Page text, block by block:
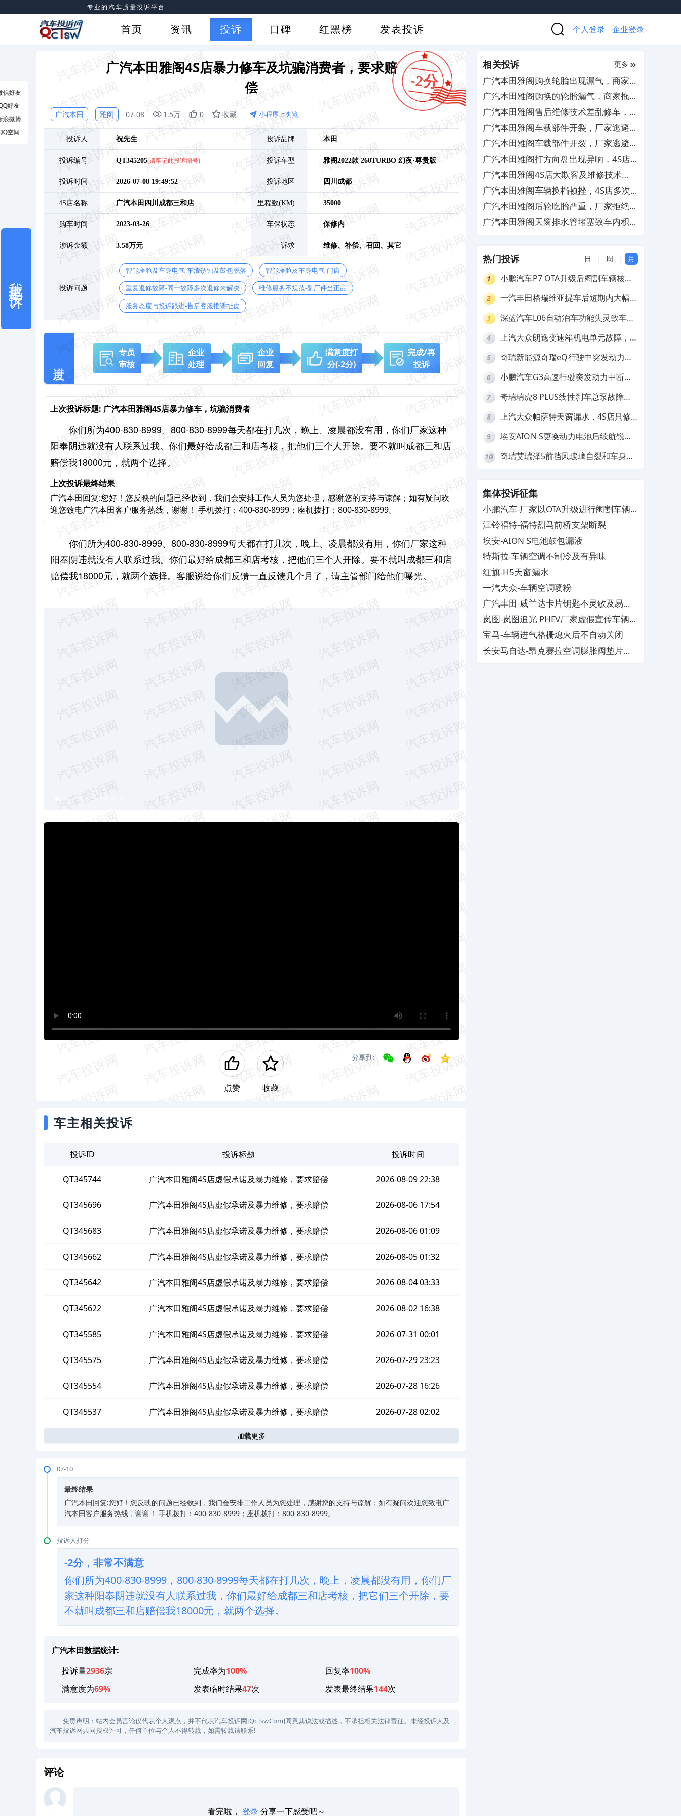
专业的汽车质量投诉平台
首页 资讯 投诉 口碑 红黑榜 发表投诉 个人登录 企业登录
-2分
广汽本田雅阁4S店暴力修车及坑骗消费者，要求赔
偿
广汽本田 雅阁 07-08 1.5万 0 收藏 小程序上浏览
投诉人 祝先生 投诉品牌 本田
投诉编号 QT345205(请牢记此投诉编号) 投诉车型 雅阁2022款 260TURBO 幻夜·尊贵版
投诉时间 2026-07-08 19:49:52 投诉地区 四川 成都
4S店名称 广汽本田四川成都三和店 里程数(KM) 35000
购车时间 2023-03-26 车保状态 保修内
涉诉金额 3.58万元 诉求 维修、补偿、 召回、 其它
投诉问题
智能座舱及车身电气-车漆锈蚀及鼓包脱落 智能座舱及车身电气-门窗
重复返修故障-同一故障多次返修未解决 维修服务不规范-副厂件当正品
服务态度与投诉跟进-售后客服推诿扯皮
专员
审核
企业
处理
企业
回复
满意度打
分(-2分)
完成/再
投诉
上次投诉标题: 广汽本田雅阁4S店暴力修车，坑骗消费者
你们所为400-830-8999、800-830-8999每天都在打几次，晚上、凌晨都没有用，你们厂家这种
阳奉阴违就没有人联系过我。你们最好给成都三和店考核，把他们三个人开除。要不就叫成都三和店
赔偿我18000元，就两个选择。
上次投诉最终结果
广汽本田回复:您好！您反映的问题已经收到，我们会安排工作人员为您处理，感谢您的支持与谅解；如有疑问欢
迎您致电广汽本田客户服务热线，谢谢！ 手机拨打：400-830-8999；座机拨打：800-830-8999。
你们所为400-830-8999、800-830-8999每天都在打几次，晚上、凌晨都没有用，你们厂家这种
阳奉阴违就没有人联系过我。你们最好给成都三和店考核，把他们三个人开除。要不就叫成都三和店
赔偿我18000元，就两个选择。客服说给你们反馈一直反馈几个月了，请主管部门给他们曝光。
点赞 收藏
分享到:
车主相关投诉
投诉ID 投诉标题 投诉时间
QT345744 广汽本田雅阁4S店虚假承诺及暴力维修，要求赔偿 2026-08-09 22:38
QT345696 广汽本田雅阁4S店虚假承诺及暴力维修，要求赔偿 2026-08-06 17:54
QT345683 广汽本田雅阁4S店虚假承诺及暴力维修，要求赔偿 2026-08-06 01:09
QT345662 广汽本田雅阁4S店虚假承诺及暴力维修，要求赔偿 2026-08-05 01:32
QT345642 广汽本田雅阁4S店虚假承诺及暴力维修，要求赔偿 2026-08-04 03:33
QT345622 广汽本田雅阁4S店虚假承诺及暴力维修，要求赔偿 2026-08-02 16:38
QT345585 广汽本田雅阁4S店虚假承诺及暴力维修，要求赔偿 2026-07-31 00:01
QT345575 广汽本田雅阁4S店虚假承诺及暴力维修，要求赔偿 2026-07-29 23:23
QT345554 广汽本田雅阁4S店虚假承诺及暴力维修，要求赔偿 2026-07-28 16:26
QT345537 广汽本田雅阁4S店虚假承诺及暴力维修，要求赔偿 2026-07-28 02:02
加载更多
07-10
最终结果
广汽本田回复:您好！您反映的问题已经收到，我们会安排工作人员为您处理，感谢您的支持与谅解；如有疑问欢迎您致电广
汽本田客户服务热线，谢谢！ 手机拨打：400-830-8999；座机拨打：800-830-8999。
投诉人打分
-2分，非常不满意
你们所为400-830-8999，800-830-8999每天都在打几次，晚上，凌晨都没有用，你们厂
家这种阳奉阴违就没有人联系过我，你们最好给成都三和店考核，把它们三个开除，要
不就叫成都三和店赔偿我18000元，就两个选择。
广汽本田数据统计:
投诉量2936宗 完成率为100% 回复率100%
满意度为69% 发表临时结果47次 发表最终结果144次
免责声明：站内会员言论仅代表个人观点，并不代表汽车投诉网[QcTsw.Com]同意其说法或描述，不承担相关法律责任。未经投诉人及
汽车投诉网共同授权许可，任何单位与个人不得转载，如需转载请联系!
评论
看完啦， 登录分享一下感受吧～
相关投诉 更多
广汽本田雅阁购换轮胎出现漏气，商家推
诿检测责任且拒绝退换货
广汽本田雅阁购换的轮胎漏气，商家拖延
检测拒担责
广汽本田雅阁售后维修技术差乱修车，厂
家需严惩处罚相关人员
广汽本田雅阁车载部件开裂，厂家逃避责
任拒绝保修
广汽本田雅阁车载部件开裂，厂家逃避责
任拒绝保修
广汽本田雅阁打方向盘出现异响，4S店
屡次维修未彻底解决
广汽本田雅阁4S店大欺客及维修技术
差，要求修复车辆并赔偿损失
广汽本田雅阁车辆换档顿挫，4S店多次
维修未解决
广汽本田雅阁后轮吃胎严重，厂家拒绝索
赔更换
广汽本田雅阁天窗排水管堵塞致车内积水
热门投诉 日 周 月
1
小鹏汽车P7 OTA升级后阉割车辆核心
2
一汽丰田格瑞维亚提车后短期内大幅降
3
深蓝汽车L06自动泊车功能失灵致车辆
4
上汽大众朗逸变速箱机电单元故障，厂
5
奇瑞新能源奇瑞eQ行驶中突发动力受
拒绝三电质保
6
小鹏汽车G3高速行驶突发动力中断，
7
奇瑞瑞虎8 PLUS线性刹车总泵故障，
8
上汽大众帕萨特天窗漏水，4S店只修
9
埃安AION S更换动力电池后续航锐
10
奇瑞艾瑞泽5前挡风玻璃自裂和车身多
集体投诉征集
小鹏汽车-厂家以OTA升级进行阉割车辆
核心功能
江铃福特-福特烈马前桥支架断裂
埃安-AION S电池鼓包漏液
特斯拉-车辆空调不制冷及有异味
红旗-H5天窗漏水
一汽大众-车辆空调喷粉
广汽丰田-威兰达卡片钥匙不灵敏及易消
磁
岚图-岚图追光 PHEV厂家虚假宣传车辆配
置与功能
宝马-车辆进气格栅熄火后不自动关闭
长安马自达-昂克赛拉空调膨胀阀垫片生
信好友
好友
浪微博
空间